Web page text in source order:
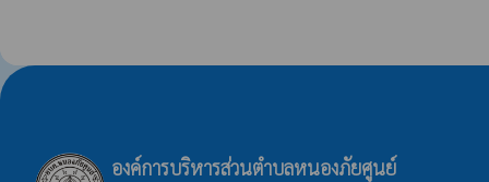
องค์การบริหารส่วนตำบลหนองภัยศูนย์